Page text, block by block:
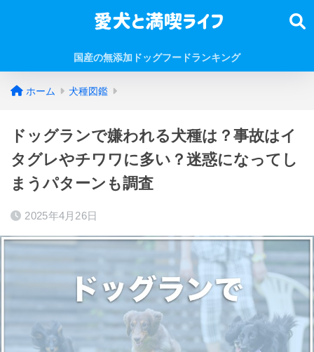
国産の無添加ドッグフードランキング
ホーム 犬種図鑑
ドッグランで嫌われる犬種は？事故はイ
タグレやチワワに多い？迷惑になってし
まうパターンも調査
2025年4月26日